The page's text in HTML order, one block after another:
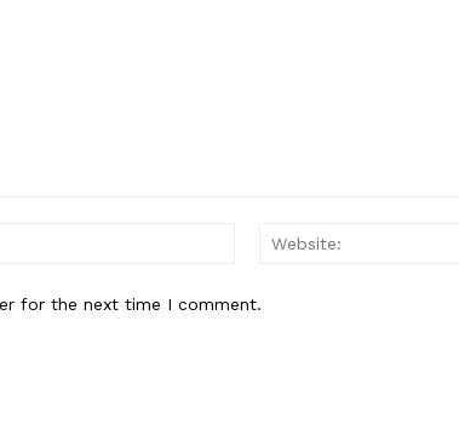
Email:*
for the next time I comment.